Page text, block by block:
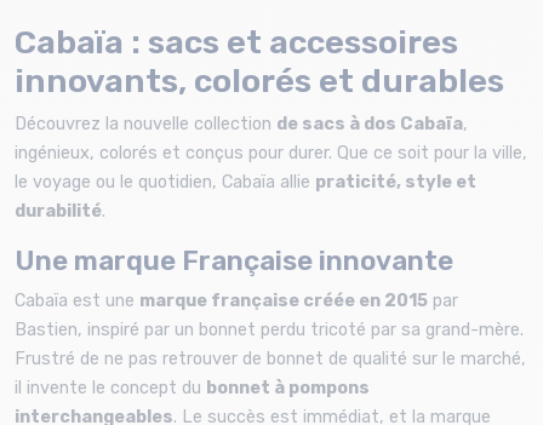
Cabaïa : sacs et accessoires
innovants, colorés et durables
Découvrez la nouvelle collection de sacs à dos Cabaïa,
ingénieux, colorés et conçus pour durer. Que ce soit pour la ville,
le voyage ou le quotidien, Cabaïa allie praticité, style et
durabilité.
Une marque Française innovante
Cabaïa est une marque française créée en 2015 par
Bastien, inspiré par un bonnet perdu tricoté par sa grand-mère.
Frustré de ne pas retrouver de bonnet de qualité sur le marché,
il invente le concept du bonnet à pompons
interchangeables. Le succès est immédiat, et la marque